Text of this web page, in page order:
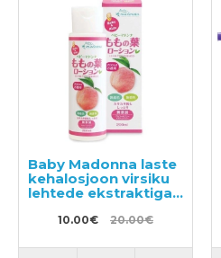
Baby Madonna laste
kehalosjoon virsiku
lehtede ekstraktiga
10.00€ 20.00€